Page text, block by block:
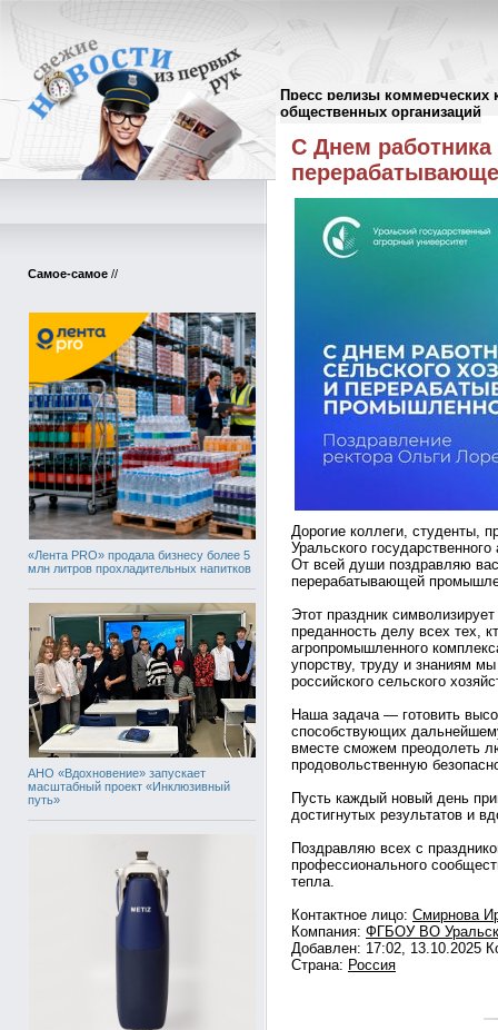
Пресс релизы коммерческих
общественных организаций
Самое-самое //
«Лента PRO» продала бизнесу более 5
млн литров прохладительных напитков
АНО «Вдохновение» запускает
масштабный проект «Инклюзивный
путь»
Пресс-релизы//
С Днем работника
​Дорогие коллеги, студенты,
Уральского государственного
От всей души поздравляю
перерабатывающей
Этот праздник
преданность делу всех тех,
агропромышленного
упорству, труду и знаниям
российского сельского
Наша задача — готовить
способствующих
вместе сможем преодолеть
продовольственную
Пусть каждый новый день
достигнутых результатов и
Поздравляю всех с
профессионального
тепла.
Контактное лицо: Смирнова
Компания: ФГБОУ ВО
Добавлен: 17:02, 13.10.2025
Страна: Россия